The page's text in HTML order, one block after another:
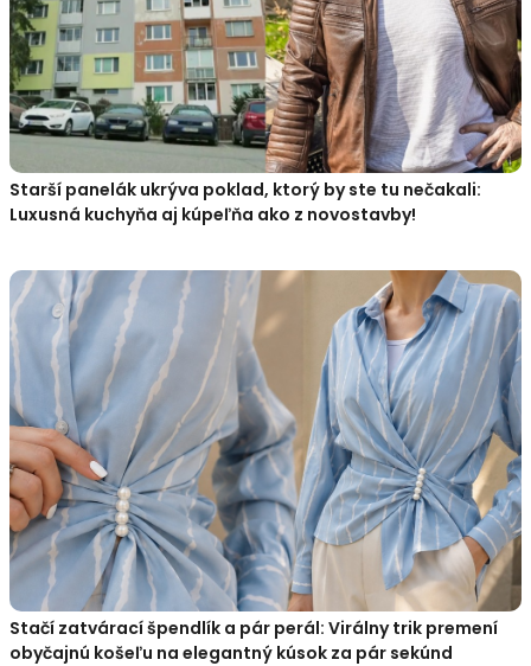
Starší panelák ukrýva poklad, ktorý by ste tu nečakali:
Luxusná kuchyňa aj kúpeľňa ako z novostavby!
Stačí zatvárací špendlík a pár perál: Virálny trik premení
obyčajnú košeľu na elegantný kúsok za pár sekúnd